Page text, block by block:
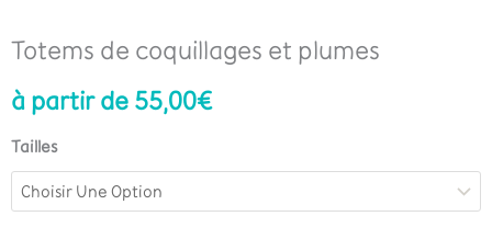
Totems de coquillages et plumes
à partir de 55,00€
Tailles